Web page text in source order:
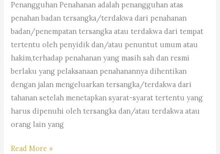
Penangguhan Penahanan adalah penangguhan atas
penahan badan tersangka/terdakwa dari penahanan
badan/penempatan tersangka atau terdakwa dari tempat
tertentu oleh penyidik dan/atau penuntut umum atau
hakim,terhadap penahanan yang masih sah dan resmi
berlaku yang pelaksanaan penahanannya dihentikan
dengan jalan mengeluarkan tersangka/terdakwa dari
tahanan setelah menetapkan syarat-syarat tertentu yang
harus dipenuhi oleh tersangka dan/atau terdakwa atau
orang lain yang
Ulasan
Read More »